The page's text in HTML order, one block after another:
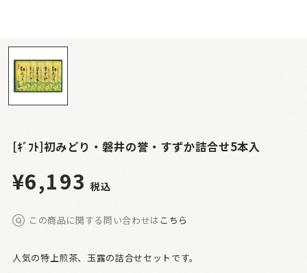
[ｷﾞﾌﾄ]初みどり・磐井の誉・すずか詰合せ5本入
¥6,193 税込
この商品に関する問い合わせは こちら
人気の特上煎茶、玉露の詰合せセットです。